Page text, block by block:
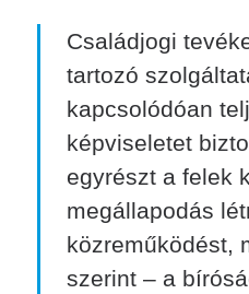
Családjogi
tartozó
kapcsolódóan
képviseletet
egyrészt a felek
megállapodás
közreműködést,
szerint – a